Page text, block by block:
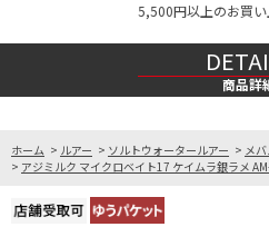
5,500円以上のお買
商品詳
ホーム > ルアー > ソルトウォータールアー > メ
> アジミルク マイクロベイト17 ケイムラ銀ラメ